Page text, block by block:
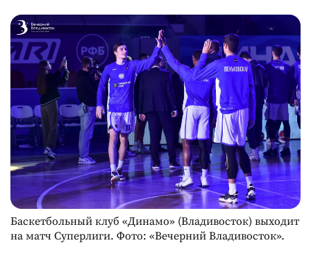
Баскетбольный клуб «Динамо» (Владивосток) выходит
на матч Суперлиги. Фото: «Вечерний Владивосток».